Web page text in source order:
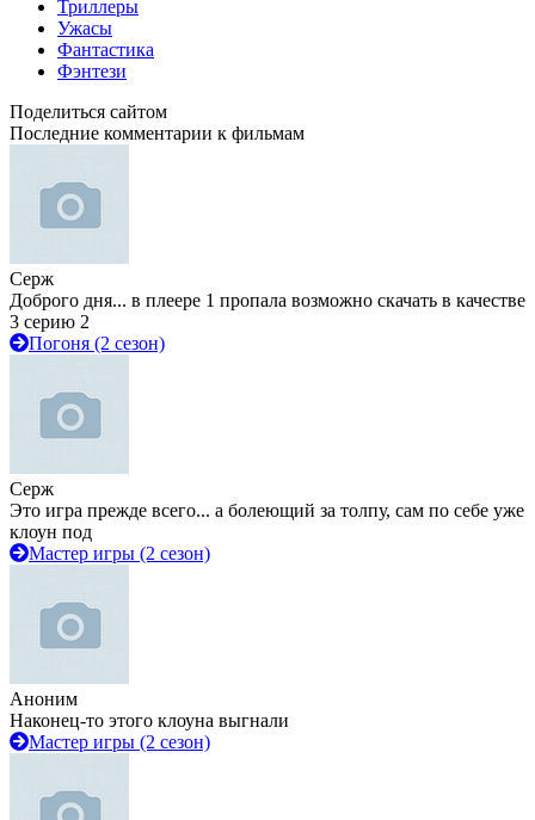
Триллеры
Ужасы
Фантастика
Фэнтези
Поделиться сайтом
Последние комментарии к фильмам
Серж
Доброго дня... в плеере 1 пропала возможно скачать в качестве
3 серию 2
Погоня (2 сезон)
Серж
Это игра прежде всего... а болеющий за толпу, сам по себе уже
клоун под
Мастер игры (2 сезон)
Аноним
Наконец-то этого клоуна выгнали
Мастер игры (2 сезон)